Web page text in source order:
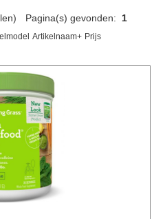
Pagina(s) gevonden: 1
Artikelnaam+ Prijs